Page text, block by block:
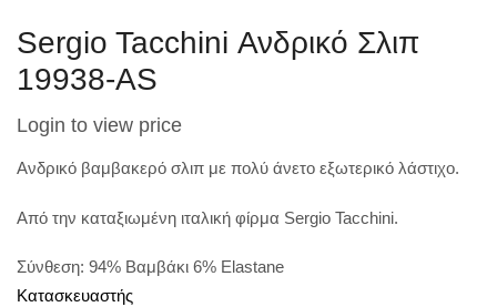
Sergio Tacchini Ανδρικό Σλιπ
19938-AS
Login to view price
Ανδρικό βαμβακερό σλιπ με πολύ άνετο εξωτερικό λάστιχο.
Aπό την καταξιωμένη ιταλική φίρμα Sergio Tacchini.
Σύνθεση: 94% Bαμβάκι 6% Elastane
Κατασκευαστής